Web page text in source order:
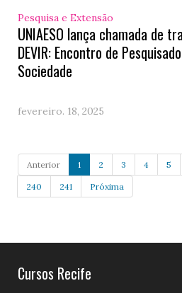
Pesquisa e Extensão
UNIAESO lança chamada de
DEVIR: Encontro de
Sociedade
fevereiro. 18, 2025
Anterior 1 2 3 4 5
240 241 Próxima
Cursos Recife